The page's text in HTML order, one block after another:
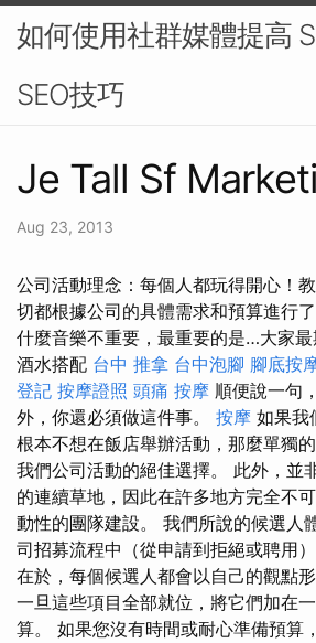
如何使用社群媒體提高
SEO技巧
Je Tall Sf
Aug 23, 2013
公司活動理念：每個人都玩得開心！
切都根據公司的具體需求和預算進行
什麼音樂不重要，最重要的是…大家
酒水搭配 台中 推拿 台中泡腳 腳底按
登記 按摩證照 頭痛 按摩 順便說一句
外，你還必須做這件事。 按摩 如果我
根本不想在飯店舉辦活動，那麼單獨
我們公司活動的絕佳選擇。 此外，並
的連續草地，因此在許多地方完全不
動性的團隊建設。 我們所說的候選人
司招募流程中（從申請到拒絕或聘用
在於，每個候選人都會以自己的觀點形
一旦這些項目全部就位，將它們加在
算。 如果您沒有時間或耐心準備預算